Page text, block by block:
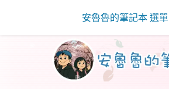
安魯魯的筆記本 選單